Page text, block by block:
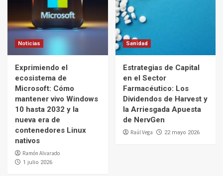
Noticias
Exprimiendo el
ecosistema de
Microsoft: Cómo
mantener vivo Windows
10 hasta 2032 y la
nueva era de
contenedores Linux
nativos
Ramón Alvarado
1 julio 2026
Sanidad
Estrategias de Capital
en el Sector
Farmacéutico: Los
Dividendos de Harvest y
la Arriesgada Apuesta
de NervGen
Raúl Vega 22 mayo 2026